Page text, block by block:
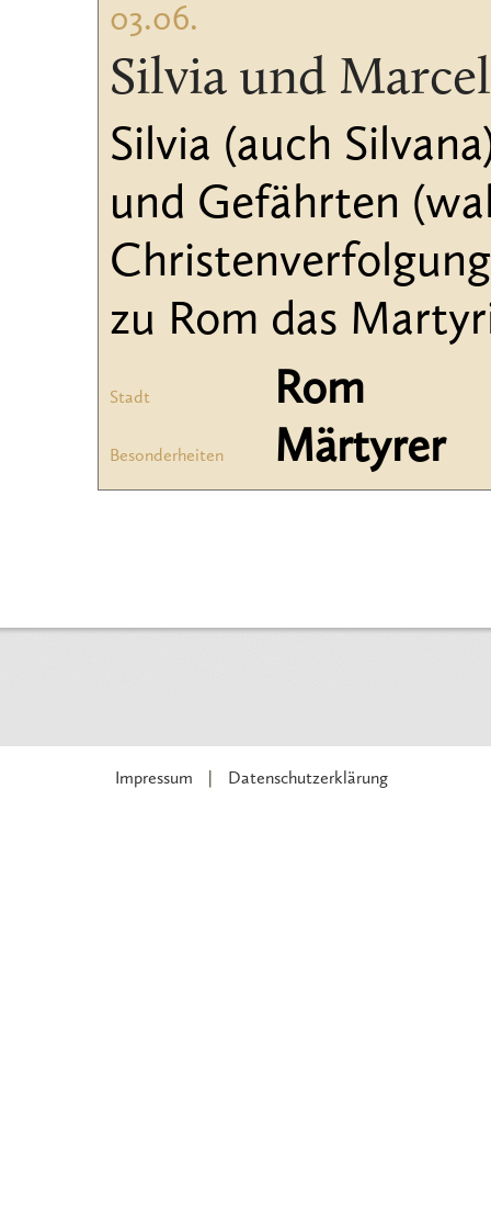
03.06.
Silvia und
Silvia (auch
und Gefährten
zu Rom das
Stadt Rom
Besonderheiten Märtyrer
Impressum Datenschutzerklärung